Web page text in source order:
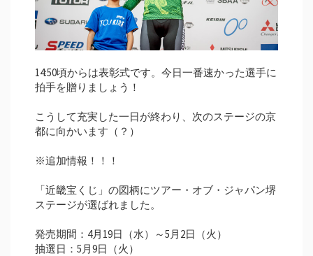
14:50頃からは表彰式です。今日一番速かった選手に
拍手を贈りましょう！
こうして充実した一日が終わり、次のステージの京
都に向かいます（？）
※追加情報！！！
「近畿宝くじ」の図柄にツアー・オブ・ジャパン堺
ステージが選ばれました。
発売期間：4月19日（水）～5月2日（火）
抽選日：5月9日（火）